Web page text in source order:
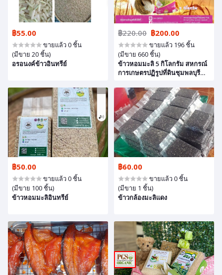
฿55.00
ขายแล้ว 0 ชิ้น
(มีขาย 20 ชิ้น)
อรอนงค์ข้าวอินทรีย์
฿220.00 ฿200.00
ขายแล้ว 196 ชิ้น
(มีขาย 660 ชิ้น)
ข้าวหอมมะลิ 5 กิโลกรัม สหกรณ์
การเกษตรปฏิรูปที่ดินชุมพลบุรี
฿50.00
ขายแล้ว 0 ชิ้น
(มีขาย 100 ชิ้น)
ข้าวหอมมะลิอินทรีย์
฿60.00
ขายแล้ว 0 ชิ้น
(มีขาย 1 ชิ้น)
ข้าวกล้องมะลิแดง